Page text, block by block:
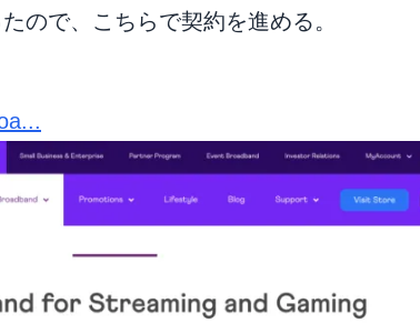
ので、こちらで契約を進める。